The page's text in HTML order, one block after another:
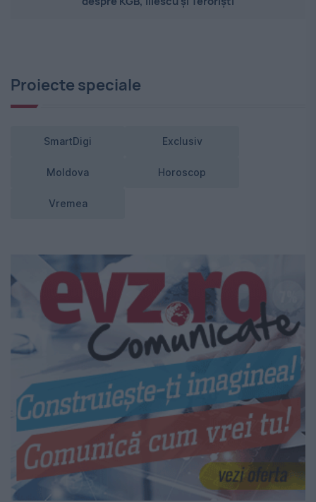
Proiecte speciale
SmartDigi Exclusiv
Moldova Horoscop
Vremea